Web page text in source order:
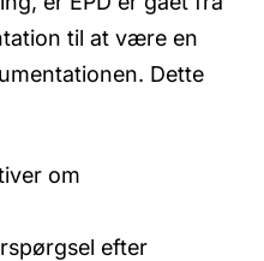
til at være en
Dette
om
efter